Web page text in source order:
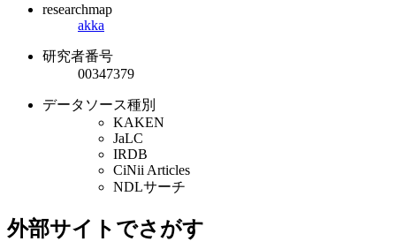
researchmap
akka
研究者番号
00347379
データソース種別
KAKEN
JaLC
IRDB
CiNii Articles
NDLサーチ
外部サイトでさがす